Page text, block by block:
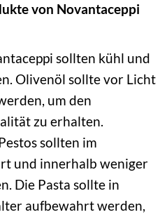
von Novantaceppi
sollten kühl und
Olivenöl sollte vor Licht
um den
zu erhalten.
sollten im
und innerhalb weniger
Die Pasta sollte in
aufbewahrt werden,